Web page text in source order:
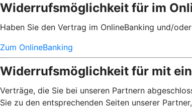
Widerrufsmöglichkeit für im
Haben Sie den Vertrag im OnlineBanking und/
Zum OnlineBanking
Widerrufsmöglichkeit für mit
Verträge, die Sie bei unseren Partnern
Sie zu den entsprechenden Seiten unserer